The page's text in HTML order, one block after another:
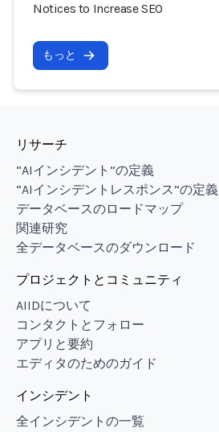
Notices to Increase SEO
もっと
リサーチ
“AIインシデント”の定義
“AIインシデントレスポンス”の定義
データベースのロードマップ
関連研究
全データベースのダウンロード
プロジェクトとコミュニティ
AIIDについて
コンタクトとフォロー
アプリと要約
エディタのためのガイド
インシデント
全インシデントの一覧